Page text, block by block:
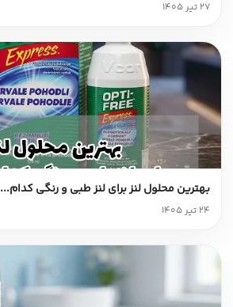
27 تیر 1405
بهترین محلول لنز برای لنز طبی و رنگی کدام...
24 تیر 1405